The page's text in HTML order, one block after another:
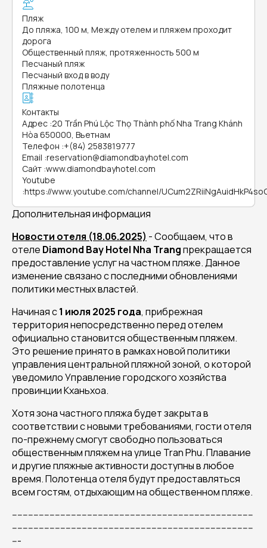
Пляж
До пляжа, 100 м, Между отелем и пляжем проходит
дорога
Общественный пляж, протяженность 500 м
Песчаный пляж
Песчаный вход в воду
Пляжные полотенца
Контакты
Адрес :20 Trần Phú Lộc Thọ Thành phố Nha Trang Khánh
Hòa 650000, Вьетнам
Телефон :+(84) 2583819777
Email :reservation@diamondbayhotel.com
Сайт :www.diamondbayhotel.com
Youtube
:https://www.youtube.com/channel/
Дополнительная информация
Новости отеля (18.06.2025) - Сообщаем, что в
отеле Diamond Bay Hotel Nha Trangпрекращается
предоставление услуг на частном пляже. Данное
изменение связано с последними обновлениями
политики местных властей.
Начиная с1 июля 2025 года, прибрежная
территория непосредственно перед отелем
официально становится общественным пляжем.
Это решение принято в рамках новой политики
управления центральной пляжной зоной, о которой
уведомило Управление городского хозяйства
провинции Кханьхоа.
Хотя зона частного пляжа будет закрыта в
соответствии с новыми требованиями, гости отеля
по-прежнему смогут свободно пользоваться
общественным пляжем на улице Tran Phu. Плавание
и другие пляжные активности доступны в любое
время. Полотенца отеля будут предоставляться
всем гостям, отдыхающим на общественном пляже.
------------------------------------------------------------------------------------------
------------------------------------------------------------------------------------------
---